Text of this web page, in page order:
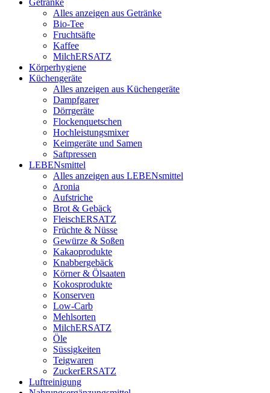
Getränke
Alles anzeigen aus Getränke
Bio-Tee
Fruchtsäfte
Kaffee
MilchERSATZ
Körperhygiene
Küchengeräte
Alles anzeigen aus Küchengeräte
Dampfgarer
Dörrgeräte
Flockenquetschen
Hochleistungsmixer
Keimgeräte und Samen
Saftpressen
LEBENsmittel
Alles anzeigen aus LEBENsmittel
Aronia
Aufstriche
Brot & Gebäck
FleischERSATZ
Früchte & Nüsse
Gewürze & Soßen
Kakaoprodukte
Knabbergebäck
Körner & Ölsaaten
Kokosprodukte
Konserven
Low-Carb
Mehlsorten
MilchERSATZ
Öle
Süssigkeiten
Teigwaren
ZuckerERSATZ
Luftreinigung